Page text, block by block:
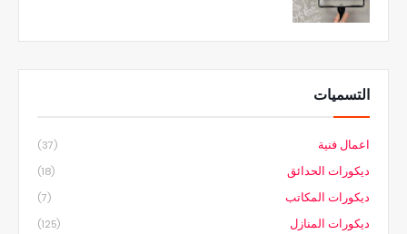
التسميات
اعمال فنية (37)
ديكورات الحدائق (18)
ديكورات المكاتب (7)
ديكورات المنازل (125)